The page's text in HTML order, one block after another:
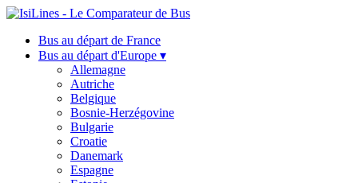
Bus au départ de France
Bus au départ d'Europe ▾
Allemagne
Autriche
Belgique
Bosnie-Herzégovine
Bulgarie
Croatie
Danemark
Espagne